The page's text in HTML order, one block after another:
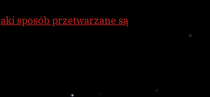
sposób przetwarzane są